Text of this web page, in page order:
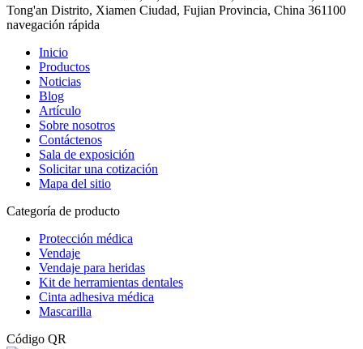
Tong'an Distrito, Xiamen Ciudad, Fujian Provincia, China 361100
navegación rápida
Inicio
Productos
Noticias
Blog
Artículo
Sobre nosotros
Contáctenos
Sala de exposición
Solicitar una cotización
Mapa del sitio
Categoría de producto
Protección médica
Vendaje
Vendaje para heridas
Kit de herramientas dentales
Cinta adhesiva médica
Mascarilla
Código QR